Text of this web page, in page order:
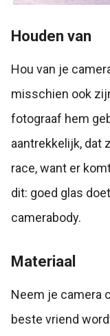
Houden van
Hou van je
misschien ook
fotograaf hem
aantrekkelijk, dat
race, want er
dit: goed glas
camerabody.
Materiaal
Neem je camera
beste vriend